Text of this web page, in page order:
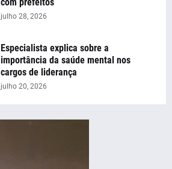
julho 28, 2026
Especialista explica sobre a
importância da saúde mental nos
cargos de liderança
julho 20, 2026